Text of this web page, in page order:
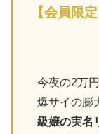
【会員限
今夜の2万
爆サイの膨
級嬢の実名